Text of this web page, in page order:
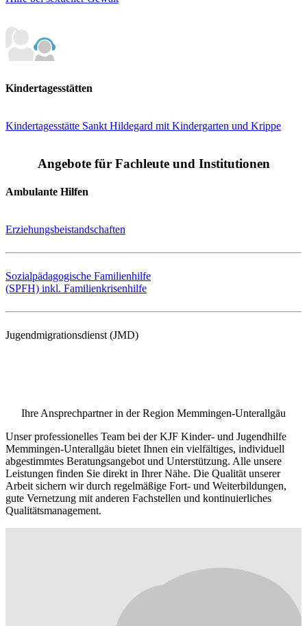
Kindertagesstätten
Kindertagesstätte Sankt Hildegard mit Kindergarten und Krippe
Angebote für Fachleute und Institutionen
Ambulante Hilfen
Erziehungsbeistandschaften
Sozialpädagogische Familienhilfe
(SPFH) inkl. Familienkrisenhilfe
Jugendmigrationsdienst (JMD)
Ihre Ansprechpartner in der Region Memmingen-Unterallgäu
Unser professionelles Team bei der KJF Kinder- und Jugendhilfe
Memmingen-Unterallgäu bietet Ihnen ein vielfältiges, individuell
abgestimmtes Beratungsangebot und Unterstützung. Alle unsere
Leistungen finden Sie direkt in Ihrer Nähe. Die Qualität unserer
Arbeit sichern wir durch regelmäßige Fort- und Weiterbildungen,
gute Vernetzung mit anderen Fachstellen und kontinuierliches
Qualitätsmanagement.